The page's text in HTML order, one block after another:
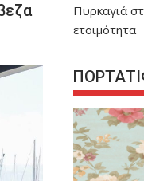
Πυρκαγιά
ετοιμότητα